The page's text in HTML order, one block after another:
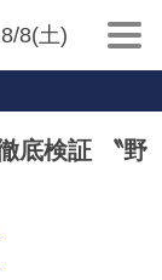
8/8(土)
底検証 〝野